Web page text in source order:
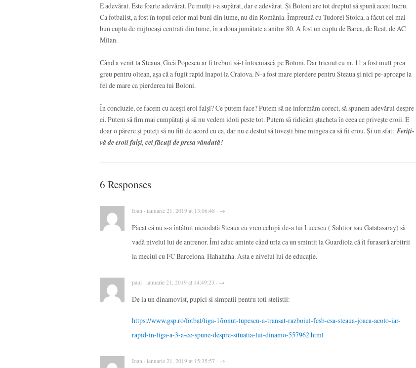
E adevărat. Este foarte adevărat. Pe mulți i-a supărat, dar e adevărat. Și Boloni are tot dreptul să spună acest lucru.
Ca fotbalist, a fost în topul celor mai buni din lume, nu din România. Împreună cu Tudorel Stoica, a făcut cel mai
bun cuplu de mijlocași centrali din lume, în a doua jumătate a anilor 80. A fost un cuplu de Barca, de Real, de AC
Milan.
Când a venit la Steaua, Gică Popescu ar fi trebuit să-l înlocuiască pe Boloni. Dar tricoul cu nr. 11 a fost mult prea
greu pentru oltean, așa că a fugit rapid înapoi la Craiova. N-a fost mare pierdere pentru Steaua și nici pe-aproape la
fel de mare ca pierderea lui Boloni.
În concluzie, ce facem cu acești eroi falși? Ce putem face? Putem să ne informăm corect, să spunem adevărul despre
ei. Putem să fim mai cumpătați și să nu vedem idoli peste tot. Putem să ridicăm ștacheta în ceea ce privește eroii. E
doar o părere și puteți să nu fiți de acord cu ea, dar nu e destul să lovești bine mingea ca să fii erou. Și un sfat: Feriți-
vă de eroii falși, cei făcuți de presa vândută!
6 Responses
Ioan · ianuarie 21, 2019 at 13:06:48 · →
Păcat că nu s-a întâlnit niciodată Steaua cu vreo echipă de-a lui Lucescu ( Sahtior sau Galatasaray) să
vadă nivelul lui de antrenor. Îmi aduc aminte când urla ca un smintit la Guardiola că îl furaseră arbitrii
la meciul cu FC Barcelona. Hahahaha. Asta e nivelul lui de educație.
paul · ianuarie 21, 2019 at 14:49:23 · →
De la un dinamovist, pupici si simpatii pentru toti stelistii:
https://www.gsp.ro/fotbal/liga-1/ionut-lupescu-a-transat-razboiul-fcsb-csa-steaua-joaca-acolo-iar-
rapid-in-liga-a-3-a-ce-spune-despre-situatia-lui-dinamo-557962.html
Ioan · ianuarie 21, 2019 at 15:35:57 · →